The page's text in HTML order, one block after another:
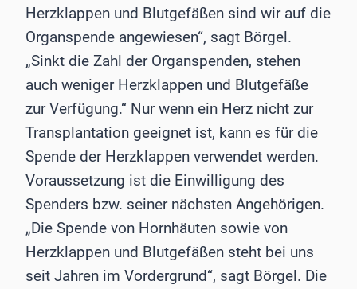
Herzklappen und Blutgefäßen sind wir auf die
Organspende angewiesen“, sagt Börgel.
„Sinkt die Zahl der Organspenden, stehen
auch weniger Herzklappen und Blutgefäße
zur Verfügung.“ Nur wenn ein Herz nicht zur
Transplantation geeignet ist, kann es für die
Spende der Herzklappen verwendet werden.
Voraussetzung ist die Einwilligung des
Spenders bzw. seiner nächsten Angehörigen.
„Die Spende von Hornhäuten sowie von
Herzklappen und Blutgefäßen steht bei uns
seit Jahren im Vordergrund“, sagt Börgel. Die